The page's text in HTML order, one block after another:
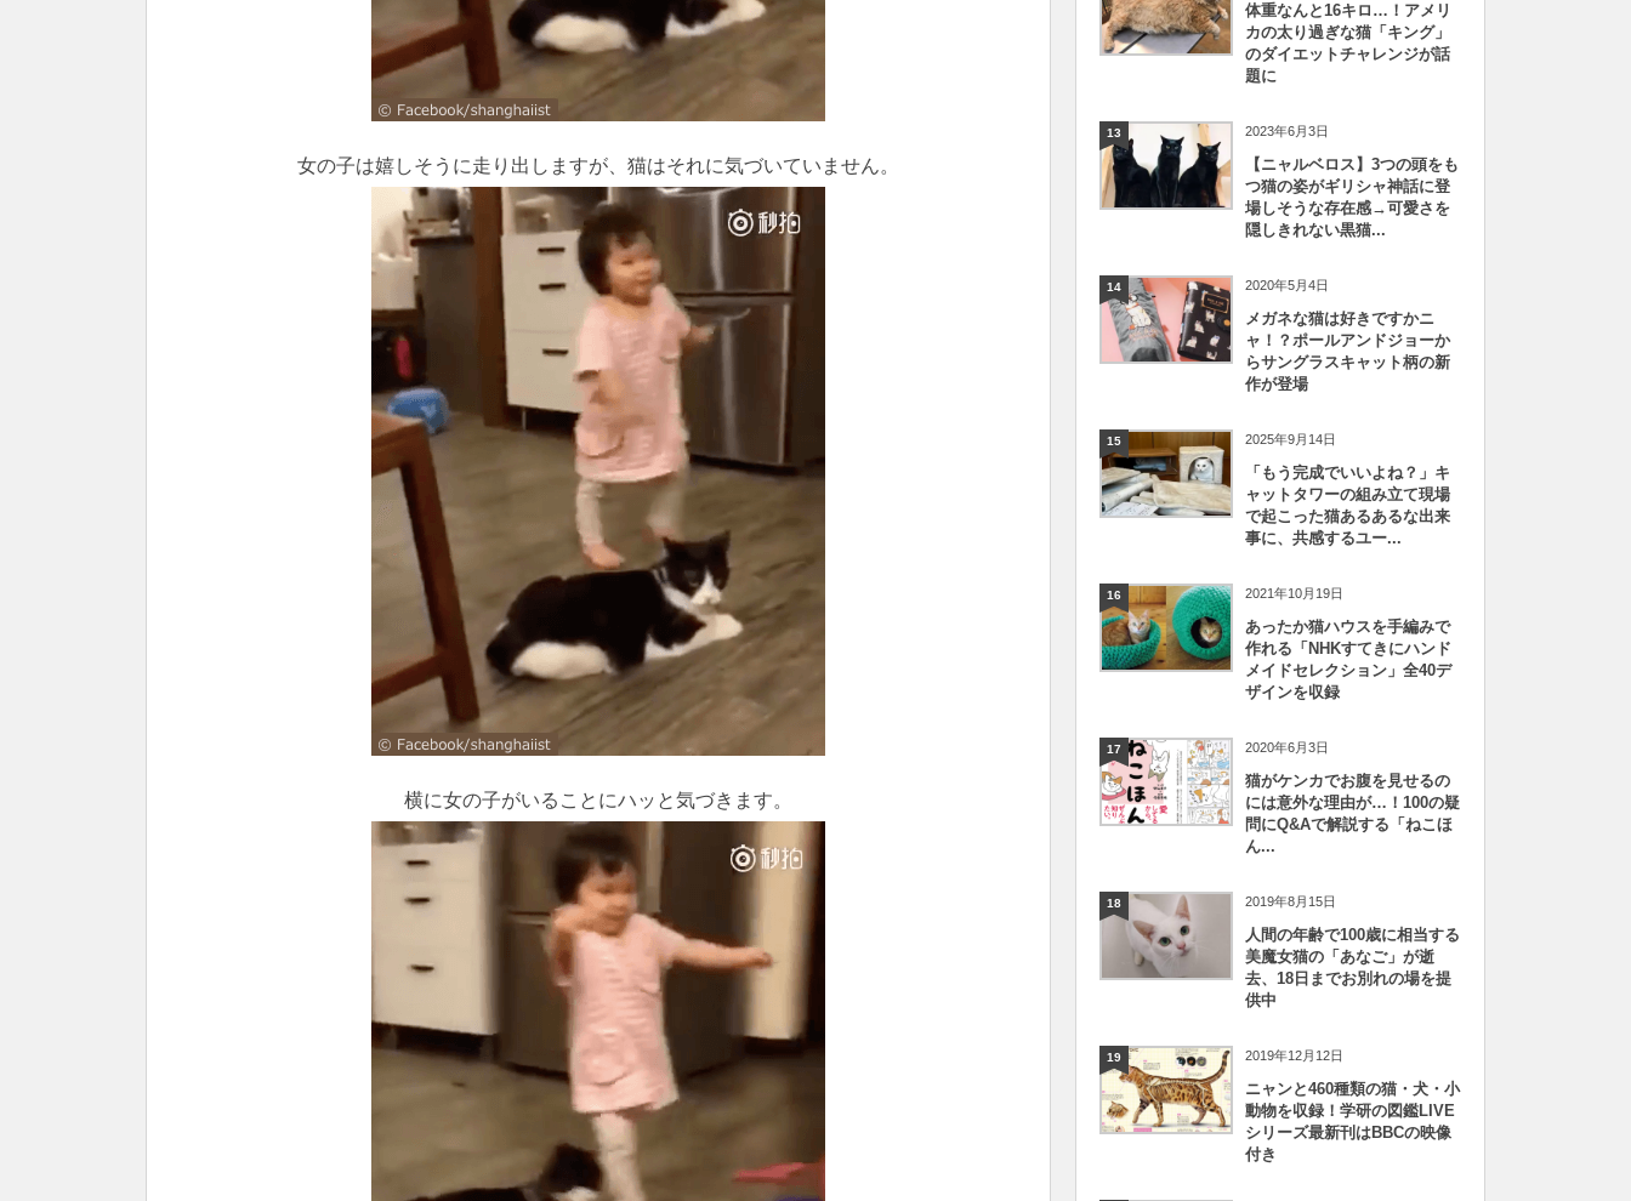
女の子は嬉しそうに走り出しますが、猫はそれに気づいていません。
横に女の子がいることにハッと気づきます。
体重なんと16キロ…！アメリ
カの太り過ぎな猫「キング」
のダイエットチャレンジが話
題に
13 2023年6月3日
【ニャルベロス】3つの頭をも
つ猫の姿がギリシャ神話に登
場しそうな存在感→可愛さを
隠しきれない黒猫...
14 2020年5月4日
メガネな猫は好きですかニ
ャ！？ポールアンドジョーか
らサングラスキャット柄の新
作が登場
15 2025年9月14日
「もう完成でいいよね？」キ
ャットタワーの組み立て現場
で起こった猫あるあるな出来
事に、共感するユー...
16 2021年10月19日
あったか猫ハウスを手編みで
作れる「NHKすてきにハンド
メイドセレクション」全40デ
ザインを収録
17 2020年6月3日
猫がケンカでお腹を見せるの
には意外な理由が…！100の疑
問にQ&Aで解説する「ねこほ
ん...
18 2019年8月15日
人間の年齢で100歳に相当する
美魔女猫の「あなご」が逝
去、18日までお別れの場を提
供中
19 2019年12月12日
ニャンと460種類の猫・犬・小
動物を収録！学研の図鑑LIVE
シリーズ最新刊はBBCの映像
付き